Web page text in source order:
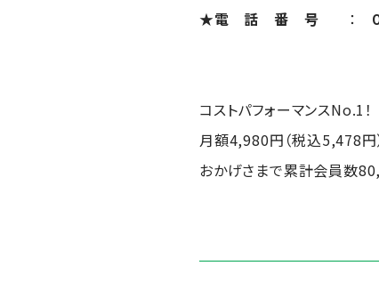
★電 話 番 号 ：
コストパフォーマンスNo.1！
月額4,980円（税込5,478円
おかげさまで累計会員数